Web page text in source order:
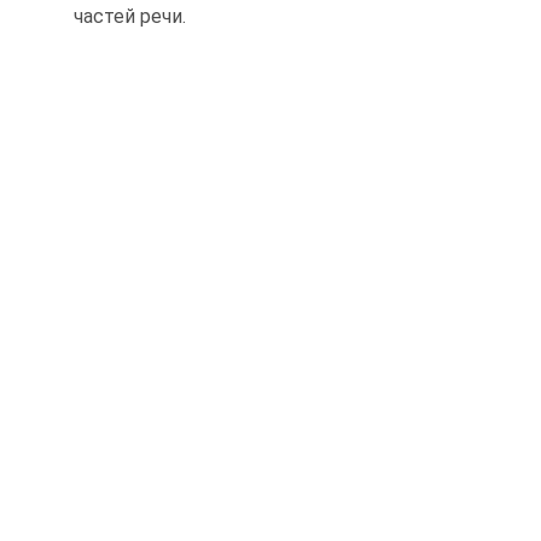
частей речи.